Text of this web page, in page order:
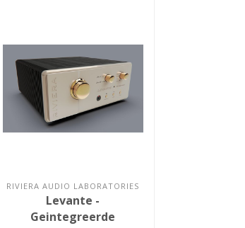
RIVIERA AUDIO LABORATORIES
Levante -
Geintegreerde